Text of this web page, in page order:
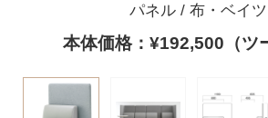
パネル / 布・ベイ
本体価格：¥192,500（ツ